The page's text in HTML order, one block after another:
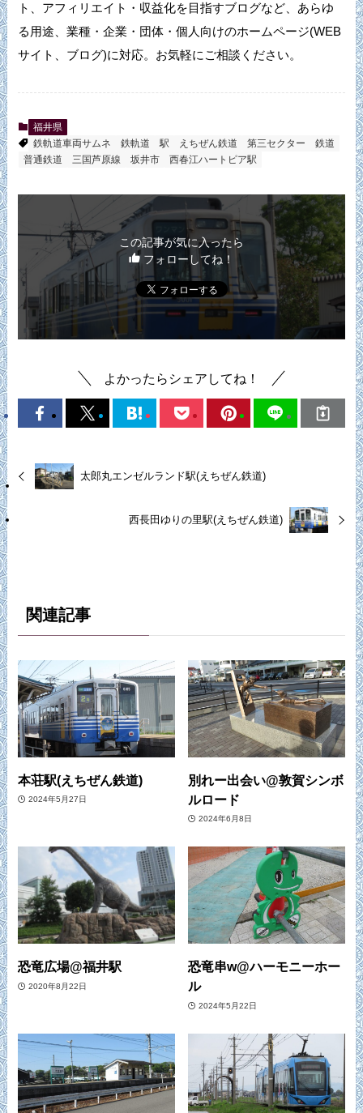
ト、アフィリエイト・収益化を目指すブログなど、あらゆ
る用途、業種・企業・団体・個人向けのホームページ(WEB
サイト、ブログ)に対応。お気軽にご相談ください。
福井県
鉄軌道車両サムネ
鉄軌道 駅 えちぜん鉄道 第三セクター
鉄道
普通鉄道
三国芦原線 坂井市 西春江ハートピア駅
この記事が気に入ったら
フォローしてね！
よかったらシェアしてね！
太郎丸エンゼルランド駅(えちぜん鉄道)
西長田ゆりの里駅(えちぜん鉄道)
関連記事
本荘駅(えちぜん鉄道)
2024年5月27日
別れー出会い@敦賀シンボ
ルロード
2024年6月8日
恐竜広場@福井駅
2020年8月22日
恐竜串w@ハーモニーホー
ル
2024年5月22日